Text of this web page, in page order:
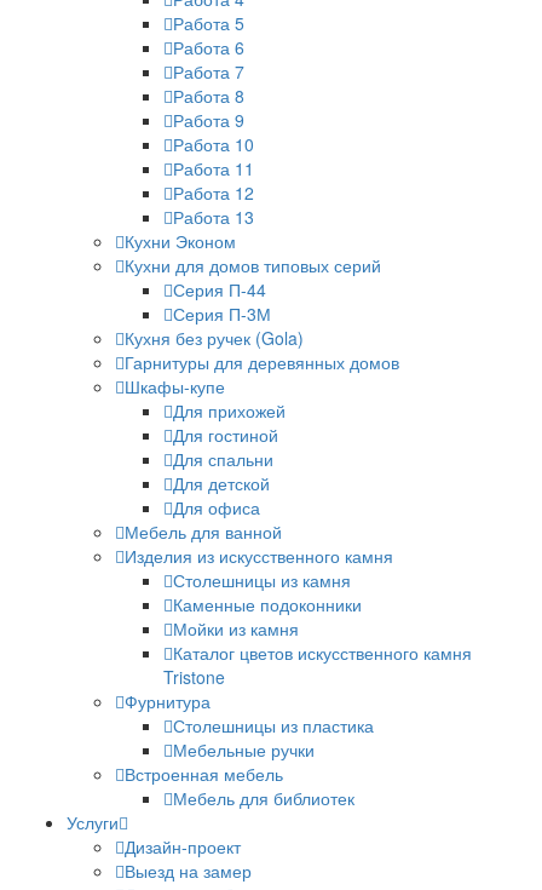
Работа 5
Работа 6
Работа 7
Работа 8
Работа 9
Работа 10
Работа 11
Работа 12
Работа 13
Кухни Эконом
Кухни для домов типовых серий
Серия П-44
Серия П-3М
Кухня без ручек (Gola)
Гарнитуры для деревянных домов
Шкафы-купе
Для прихожей
Для гостиной
Для спальни
Для детской
Для офиса
Мебель для ванной
Изделия из искусственного камня
Столешницы из камня
Каменные подоконники
Мойки из камня
Каталог цветов искусственного камня
Tristone
Фурнитура
Столешницы из пластика
Мебельные ручки
Встроенная мебель
Мебель для библиотек
Услуги
Дизайн-проект
Выезд на замер